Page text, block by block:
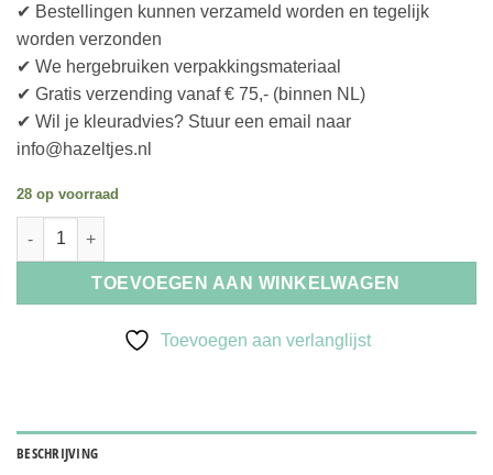
✔ Bestellingen kunnen verzameld worden en tegelijk
worden verzonden
✔ We hergebruiken verpakkingsmateriaal
✔ Gratis verzending vanaf € 75,- (binnen NL)
✔ Wil je kleuradvies? Stuur een email naar
info@hazeltjes.nl
28 op voorraad
Odile Bailloeul Organic Cotton Melusine midnight blue aantal
TOEVOEGEN AAN WINKELWAGEN
Toevoegen aan verlanglijst
BESCHRIJVING